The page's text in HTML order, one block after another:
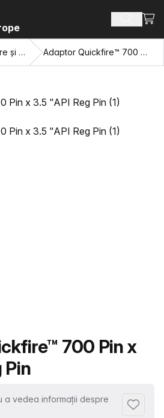
Căutați
Adaptoare și ochi care trag Adaptor Quickfire™ 700 Pin x 3.5 "API Reg Pin
700 Pin x
Pin
a vedea informații despre